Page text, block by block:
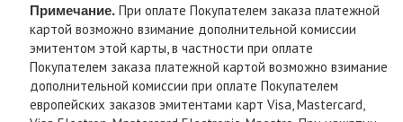
Примечание. При оплате Покупателем заказа платежной
картой возможно взимание дополнительной комиссии
эмитентом этой карты, в частности при оплате
Покупателем заказа платежной картой возможно взимание
дополнительной комиссии при оплате Покупателем
европейских заказов эмитентами карт Visa, Mastercard,